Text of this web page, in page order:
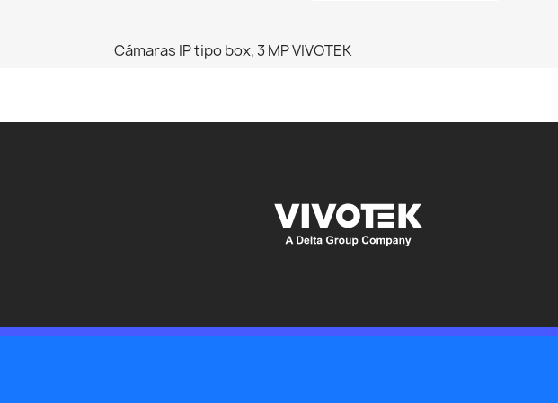
Cámaras IP tipo box, 3 MP VIVOTEK